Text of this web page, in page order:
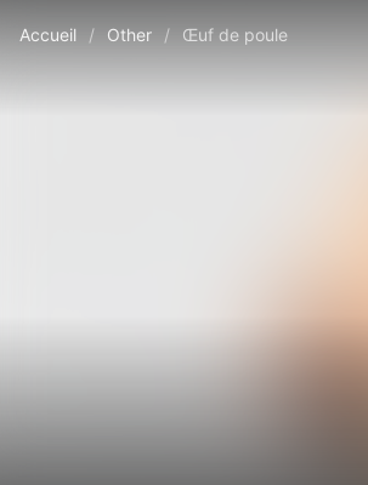
Accueil / Other / Œuf de poule